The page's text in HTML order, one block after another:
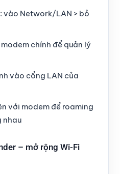
vào Network/LAN > bỏ
chính để quản lý
vào cổng LAN của
với modem để roaming
nhau
– mở rộng Wi-Fi